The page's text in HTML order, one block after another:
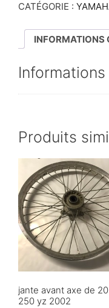
CYLINDRE
2002
2003
CATÉGORIE :
INFORMATIONS
Produits
jante avant axe de
250 yz 2002